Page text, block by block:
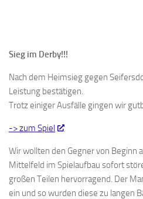
Sieg im Derby!!!
Nach dem Heimsieg gegen
Leistung bestätigen.
Trotz einiger Ausfälle gingen wir
-> zum Spiel
Wir wollten den Gegner von Beginn
Mittelfeld im Spielaufbau sofort
großen Teilen hervorragend. Der
ein und so wurden diese zu langen